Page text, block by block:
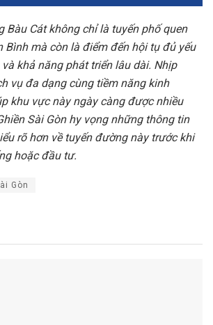
Bàu Cát không chỉ là tuyến phố quen
Bình mà còn là điểm đến hội tụ đủ yếu
khả năng phát triển lâu dài. Nhịp
vụ đa dạng cùng tiềm năng kinh
khu vực này ngày càng được nhiều
Sài Gòn hy vọng những thông tin
rõ hơn về tuyến đường này trước khi
hoặc đầu tư.
Gòn